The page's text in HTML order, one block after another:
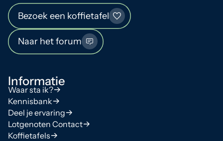
Bezoek een koffietafel
Naar het forum
Informatie
Waar sta ik?
Kennisbank
Deel je ervaring
Lotgenoten Contact
Koffietafels